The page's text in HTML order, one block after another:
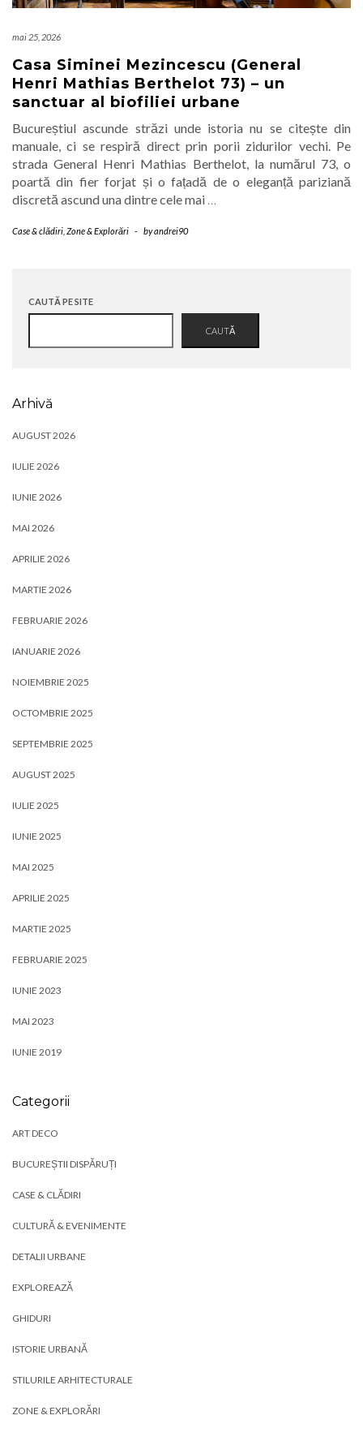
mai 25, 2026
Casa Siminei Mezincescu (General
Henri Mathias Berthelot 73) – un
sanctuar al biofiliei urbane
Bucureștiul ascunde străzi unde istoria nu se citește din
manuale, ci se respiră direct prin porii zidurilor vechi. Pe
strada General Henri Mathias Berthelot, la numărul 73, o
poartă din fier forjat și o fațadă de o eleganță pariziană
discretă ascund una dintre cele mai …
Case & clădiri Zone & Explorări - byandrei90
CAUTĂ PE SITE
CAUTĂ
Arhivă
AUGUST 2026
IULIE 2026
IUNIE 2026
MAI 2026
APRILIE 2026
MARTIE 2026
FEBRUARIE 2026
IANUARIE 2026
NOIEMBRIE 2025
OCTOMBRIE 2025
SEPTEMBRIE 2025
AUGUST 2025
IULIE 2025
IUNIE 2025
MAI 2025
APRILIE 2025
MARTIE 2025
FEBRUARIE 2025
IUNIE 2023
MAI 2023
IUNIE 2019
Categorii
ART DECO
BUCUREȘTII DISPĂRUȚI
CASE & CLĂDIRI
CULTURĂ & EVENIMENTE
DETALII URBANE
EXPLOREAZĂ
GHIDURI
ISTORIE URBANĂ
STILURILE ARHITECTURALE
ZONE & EXPLORĂRI